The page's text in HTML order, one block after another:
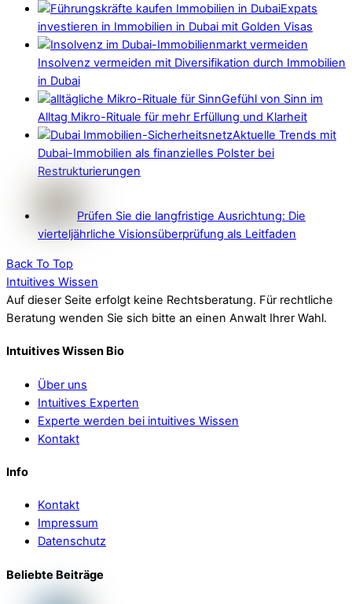
Expats
investieren in Immobilien in Dubai mit Golden Visas
Insolvenz vermeiden mit Diversifikation durch Immobilien
in Dubai
Gefühl von Sinn im
Alltag Mikro-Rituale für mehr Erfüllung und Klarheit
Aktuelle Trends mit
Dubai-Immobilien als finanzielles Polster bei
Restrukturierungen
Prüfen Sie die langfristige Ausrichtung: Die
vierteljährliche Visionsüberprüfung als Leitfaden
Back To Top
Intuitives Wissen
Auf dieser Seite erfolgt keine Rechtsberatung. Für rechtliche
Beratung wenden Sie sich bitte an einen Anwalt Ihrer Wahl.
Intuitives Wissen Bio
Über uns
Intuitives Experten
Experte werden bei intuitives Wissen
Kontakt
Info
Kontakt
Impressum
Datenschutz
Beliebte Beiträge